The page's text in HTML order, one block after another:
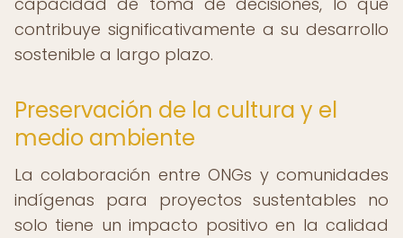
contribuye significativamente a su desarrollo
sostenible a largo plazo.
Preservación de la cultura y el
medio ambiente
La colaboración entre ONGs y comunidades
indígenas para proyectos sustentables no
solo tiene un impacto positivo en la calidad